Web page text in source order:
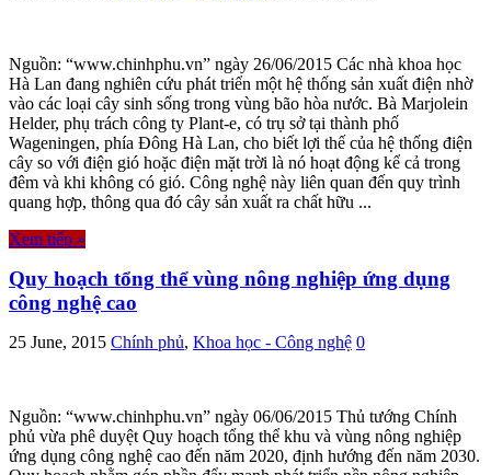
cứu
sản
xuất
điện
từ
cây
Nguồn: “www.chinhphu.vn” ngày 26/06/2015 Các nhà khoa học
Hà Lan đang nghiên cứu phát triển một hệ thống sản xuất điện nhờ
vào các loại cây sinh sống trong vùng bão hòa nước. Bà Marjolein
Helder, phụ trách công ty Plant-e, có trụ sở tại thành phố
Wageningen, phía Đông Hà Lan, cho biết lợi thế của hệ thống điện
cây so với điện gió hoặc điện mặt trời là nó hoạt động kể cả trong
đêm và khi không có gió. Công nghệ này liên quan đến quy trình
quang hợp, thông qua đó cây sản xuất ra chất hữu ...
Xem tiếp »
Quy hoạch tổng thể vùng nông nghiệp ứng dụng
công nghệ cao
25 June, 2015 Chính phủ, Khoa học - Công nghệ 0
Nguồn: “www.chinhphu.vn” ngày 06/06/2015 Thủ tướng Chính
phủ vừa phê duyệt Quy hoạch tổng thể khu và vùng nông nghiệp
ứng dụng công nghệ cao đến năm 2020, định hướng đến năm 2030.